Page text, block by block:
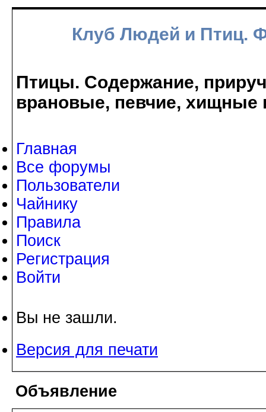
Клуб Людей и Птиц.
Птицы. Содержание,
врановые, певчие, хищные
Главная
Все форумы
Пользователи
Чайнику
Правила
Поиск
Регистрация
Войти
Вы не зашли.
Версия для печати
Объявление